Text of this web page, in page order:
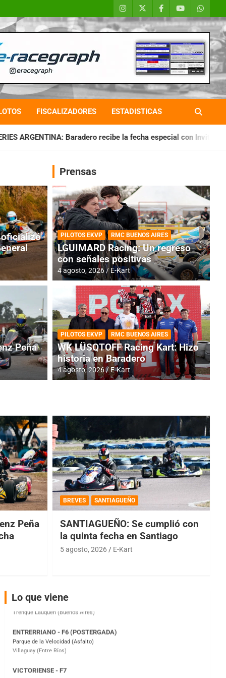
FISCALIZADORES ESTADISTICAS
recibe la fecha especial con Invitados CHAQUEÑO
RMC BUENOS AIRES
Cerró una jornada
oficializó
Peña
Prensas
PILOTOS EKVP RMC BUENOS AIRES
LGUIMARD Racing: Un regreso
con señales positivas
4 agosto, 2026 E-Kart
PILOTOS EKVP RMC BUENOS AIRES
WK LÜSQTOFF Racing Kart: Hizo
historia en Baradero
4 agosto, 2026 E-Kart
Peña
BREVES SANTIAGUEÑO
SANTIAGUEÑO: Se cumplió con
la quinta fecha en Santiago
5 agosto, 2026 E-Kart
Lo que viene
COBERTURA ESPECIAL DE E-KART.COM.AR
08/09-AGO
IAME SERIES ARGENTINA 6
Ramiro Tot (Asfalto)
Baradero (Buenos Aires)
Parque de la Velocidad (Asfalto)
Villaguay (Entre Ríos)
El Cerro (Tierra)
Victoria (Entre Ríos)
Moto Club Reginense (Tierra)